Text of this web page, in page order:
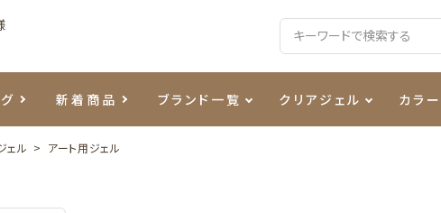
新着商品 ブランド一覧 クリアジェル カラ
ェル アート用ジェル